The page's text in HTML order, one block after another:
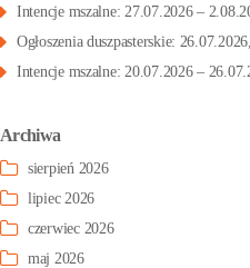
Intencje mszalne: 27.07.2026 –
Ogłoszenia duszpasterskie:
Intencje mszalne: 20.07.2026 –
Archiwa
sierpień 2026
lipiec 2026
czerwiec 2026
maj 2026